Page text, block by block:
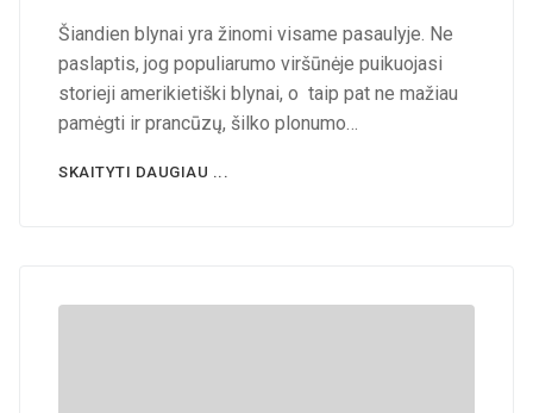
Šiandien blynai yra žinomi visame pasaulyje. Ne
paslaptis, jog populiarumo viršūnėje puikuojasi
storieji amerikietiški blynai, o taip pat ne mažiau
pamėgti ir prancūzų, šilko plonumo…
SKAITYTI DAUGIAU ...